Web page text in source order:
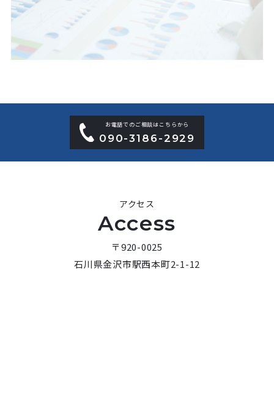
お電話でのご相談はこちらから
090-3186-2929
アクセス
Access
〒920-0025
石川県金沢市駅西本町2-1-12